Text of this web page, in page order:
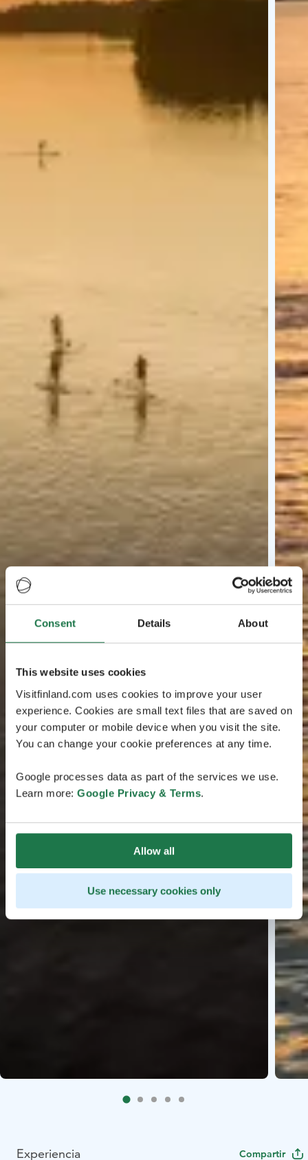
Consent Details About
This website uses cookies
Visitfinland.com uses cookies to improve your user
experience. Cookies are small text files that are saved on
your computer or mobile device when you visit the site.
You can change your cookie preferences at any time.
Google processes data as part of the services we use.
Learn more: Google Privacy & Terms.
Allow all
Use necessary cookies only
Experiencia Compartir